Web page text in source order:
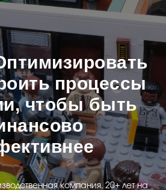
процессы
чтобы быть
компания, 20+ лет на